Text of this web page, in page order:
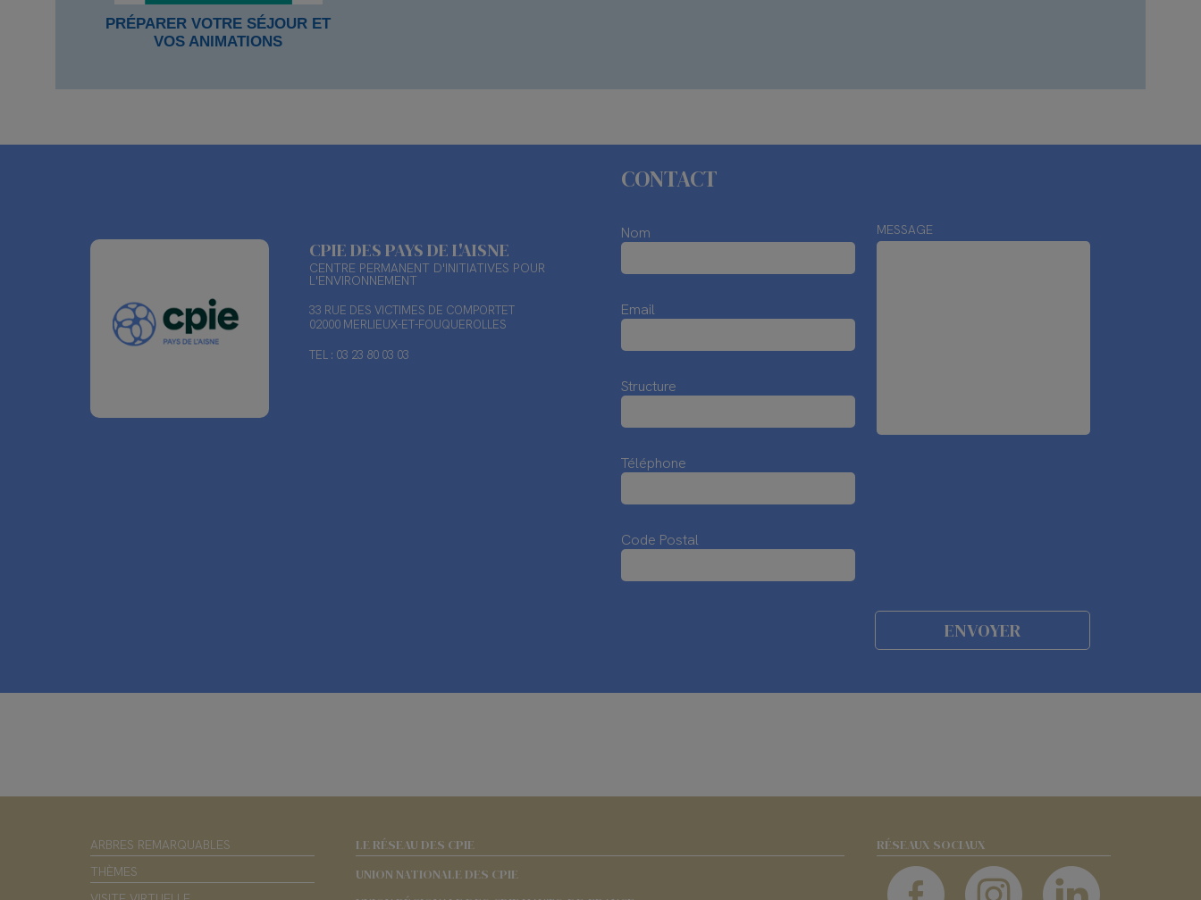
PRÉPARER VOTRE SÉJOUR ET
VOS ANIMATIONS
CPIE DES PAYS DE L'AISNE
CENTRE PERMANENT D'INITIATIVES POUR
L'ENVIRONNEMENT
33 RUE DES VICTIMES DE COMPORTET
02000 MERLIEUX-ET-FOUQUEROLLES
TEL : 03 23 80 03 03
CONTACT
Nom
Email
Structure
Téléphone
Code Postal
MESSAGE
ARBRES REMARQUABLES
THÈMES
LE RÉSEAU DES CPIE
UNION NATIONALE DES CPIE
RÉSEAUX SOCIAUX